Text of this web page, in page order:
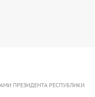
ПРЕЗИДЕНТА РЕСПУБЛИКИ